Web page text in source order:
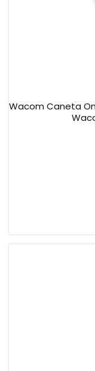
Wacom Caneta